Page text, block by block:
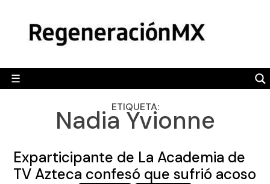
content
☰
POLÍTICA
CAMALEÓN
OPINIÓN
ENGLISH SECTION
ETIQUETA:
Nadia Yvionne
Exparticipante de La Academia de
TV Azteca confesó que sufrió acoso